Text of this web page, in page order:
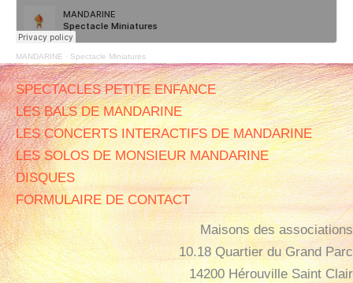
MANDARINE · Spectacle Miniatures
SPECTACLES PETITE ENFANCE
LES BALS DE MANDARINE
LES CONCERTS INTERACTIFS DE MANDARINE
LES SOLOS DE MONSIEUR MANDARINE
DISQUES
FORMULAIRE DE CONTACT
Maisons des associations
10.18 Quartier du Grand Parc
14200 Hérouville Saint Clair